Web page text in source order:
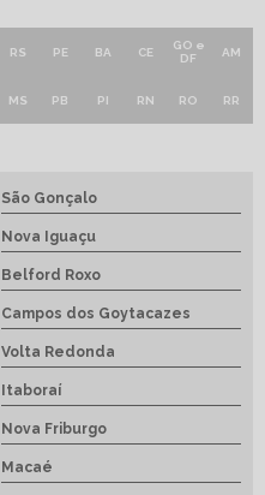
RS PE BA CE
GO e
DF
AM
MS PB PI RN RO RR
São Gonçalo
Nova Iguaçu
Belford Roxo
Campos dos Goytacazes
Volta Redonda
Itaboraí
Nova Friburgo
Macaé